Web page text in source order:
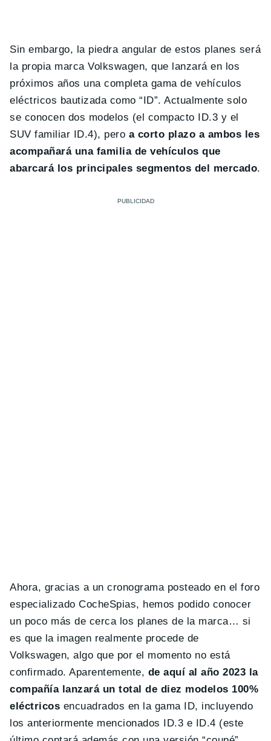
Sin embargo, la piedra angular de estos planes será
la propia marca Volkswagen, que lanzará en los
próximos años una completa gama de vehículos
eléctricos bautizada como “ID”. Actualmente solo
se conocen dos modelos (el compacto ID.3 y el
SUV familiar ID.4), pero a corto plazo a ambos les
acompañará una familia de vehículos que
abarcará los principales segmentos del mercado.
Ahora, gracias a un cronograma posteado en el foro
especializado CocheSpias, hemos podido conocer
un poco más de cerca los planes de la marca… si
es que la imagen realmente procede de
Volkswagen, algo que por el momento no está
confirmado. Aparentemente, de aquí al año 2023 la
compañía lanzará un total de diez modelos 100%
eléctricos encuadrados en la gama ID, incluyendo
los anteriormente mencionados ID.3 e ID.4 (este